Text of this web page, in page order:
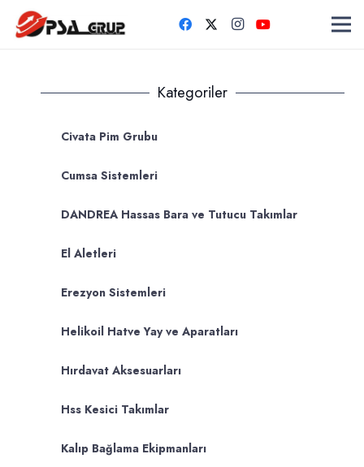
Kategoriler
Civata Pim Grubu
Cumsa Sistemleri
DANDREA Hassas Bara ve Tutucu Takımlar
El Aletleri
Erezyon Sistemleri
Helikoil Hatve Yay ve Aparatları
Hırdavat Aksesuarları
Hss Kesici Takımlar
Kalıp Bağlama Ekipmanları